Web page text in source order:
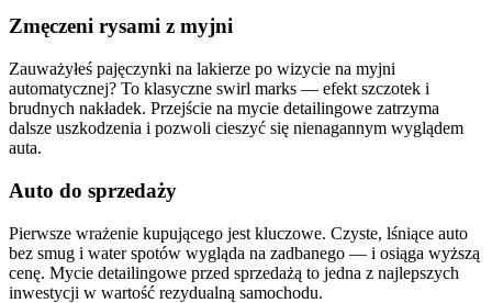
Zmęczeni rysami z myjni
Zauważyłeś pajęczynki na lakierze po wizycie na myjni
automatycznej? To klasyczne swirl marks — efekt szczotek i
brudnych nakładek. Przejście na mycie detailingowe zatrzyma
dalsze uszkodzenia i pozwoli cieszyć się nienagannym wyglądem
auta.
Auto do sprzedaży
Pierwsze wrażenie kupującego jest kluczowe. Czyste, lśniące auto
bez smug i water spotów wygląda na zadbanego — i osiąga wyższą
cenę. Mycie detailingowe przed sprzedażą to jedna z najlepszych
inwestycji w wartość rezydualną samochodu.